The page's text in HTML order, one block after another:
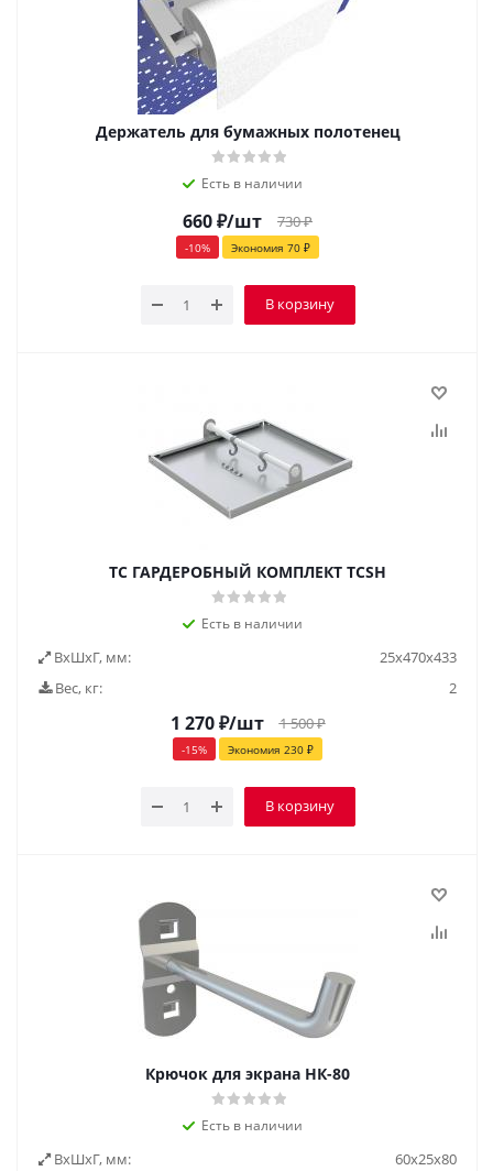
Держатель для бумажных полотенец
Есть в наличии
660₽/шт 730₽
-10% Экономия 70 ₽
В корзину
TC ГАРДЕРОБНЫЙ КОМПЛЕКТ TCSH
Есть в наличии
ВxШxГ, мм:
25x470x433
Вес, кг:
2
1 270₽/шт 1 500₽
-15% Экономия 230 ₽
В корзину
Крючок для экрана НК-80
Есть в наличии
ВxШxГ, мм: 60x25x80